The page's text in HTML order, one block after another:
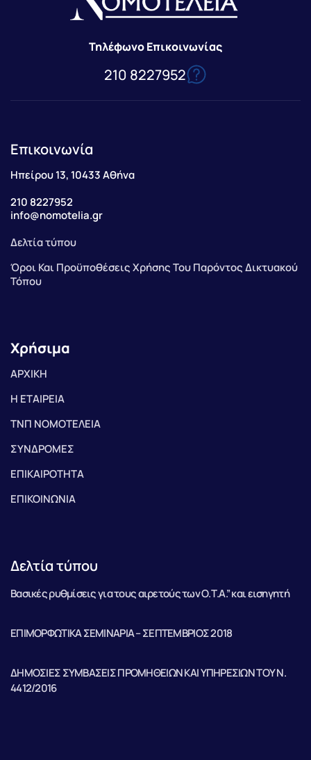
Τηλέφωνο Επικοινωνίας
210 8227952
Επικοινωνία
Ηπείρου 13, 10433 Αθήνα
210 8227952
info@nomotelia.gr
Δελτία τύπου
Όροι Και Προϋποθέσεις Χρήσης Του Παρόντος Δικτυακού
Τόπου
Χρήσιμα
ΑΡΧΙΚΗ
Η ΕΤΑΙΡΕΙΑ
ΤΝΠ ΝΟΜΟΤΕΛΕΙΑ
ΣΥΝΔΡΟΜΕΣ
ΕΠΙΚΑΙΡΟΤΗΤΑ
ΕΠΙΚΟΙΝΩΝΙΑ
Δελτία τύπου
Βασικές ρυθμίσεις για τους αιρετούς των Ο.Τ.Α.” και εισηγητή
ΕΠΙΜΟΡΦΩΤΙΚΑ ΣΕΜΙΝΑΡΙΑ – ΣΕΠΤΕΜΒΡΙΟΣ 2018
ΔΗΜΟΣΙΕΣ ΣΥΜΒΑΣΕΙΣ ΠΡΟΜΗΘΕΙΩΝ ΚΑΙ ΥΠΗΡΕΣΙΩΝ ΤΟΥ Ν.
4412/2016